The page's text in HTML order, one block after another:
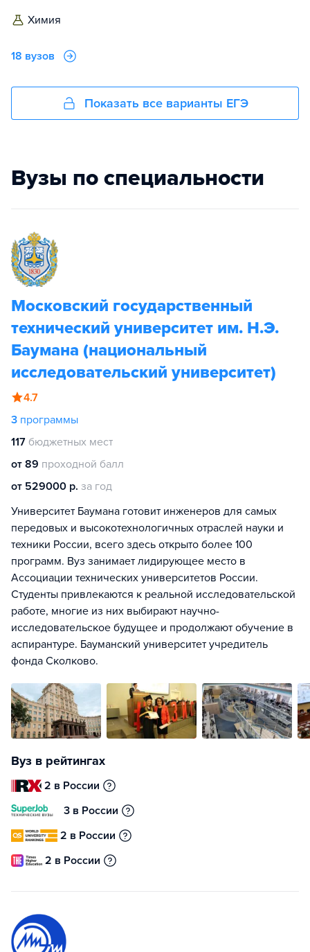
химия
18 вузов
Показать все варианты ЕГЭ
Вузы по специальности
Московский государственный
технический университет им. Н.Э.
Баумана (национальный
исследовательский университет)
4.7
3 программы
117 бюджетных мест
от 89 проходной балл
от 529000 р. за год
Университет Баумана готовит инженеров для самых
передовых и высокотехнологичных отраслей науки и
техники России, всего здесь открыто более 100
программ. Вуз занимает лидирующее место в
Ассоциации технических университетов России.
Студенты привлекаются к реальной исследовательской
работе, многие из них выбирают научно-
исследовательское будущее и продолжают обучение в
аспирантуре. Бауманский университет учредитель
фонда Сколково.
Вуз в рейтингах
2 в России
3 в России
2 в России
2 в России